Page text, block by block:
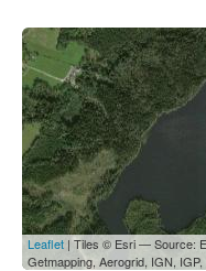
Leaflet | Tiles © Esri — Source:
Getmapping, Aerogrid, IGN,